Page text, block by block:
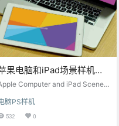
果电脑和iPad场景样机素
Computer and iPad Scene
脑PS样机
532 0